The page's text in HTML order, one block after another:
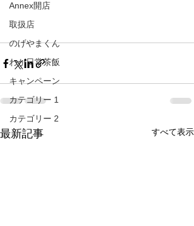
Annex開店
取扱店
のげやまくん
わが日常茶飯
キャンペーン
カテゴリー 1
カテゴリー 2
最新記事 すべて表示